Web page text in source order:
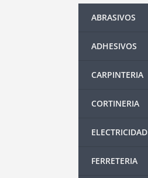
ABRASIVOS
ADHESIVOS
CARPINTERIA
CORTINERIA
ELECTRICIDAD
FERRETERIA